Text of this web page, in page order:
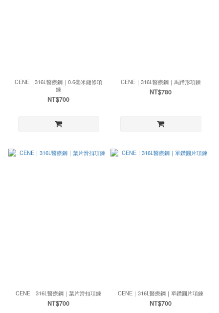
CENE｜316L醫療鋼｜0.6毫米鏈條項
鍊
NT$700
CENE｜316L醫療鋼｜馬蹄形項鍊
NT$780
CENE｜316L醫療鋼｜葉片滑扣項鍊
NT$700
CENE｜316L醫療鋼｜單鑽圓片項鍊
NT$700